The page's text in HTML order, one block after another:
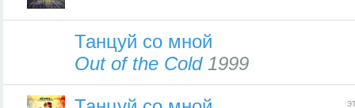
Танцуй со мной
Out of the Cold1999